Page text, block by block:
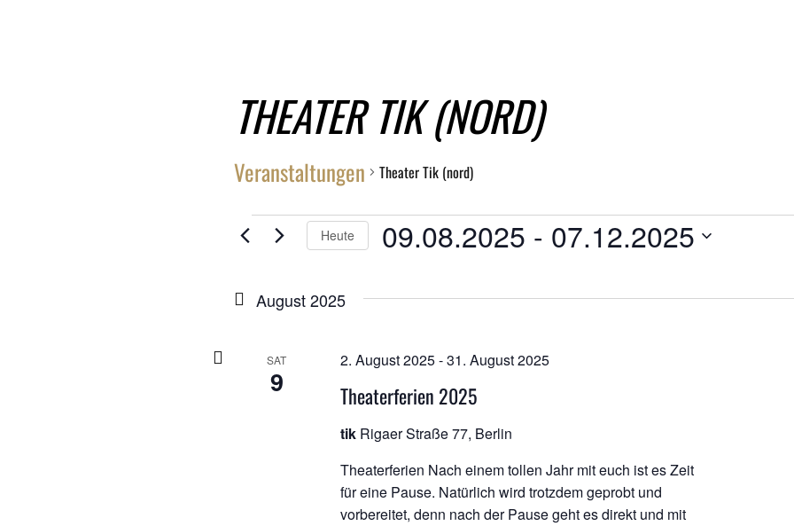
THEATER TIK (NORD)
Veranstaltungen Theater Tik (nord)
VERANSTALTUNGEN
Heute 09.08.2025 - 07.12.2025
wählen.
August 2025
SAT
9 Theaterferien 2025
2. August 2025-31. August 2025
tik Rigaer Straße 77, Berlin
Theaterferien Nach einem tollen Jahr mit euch ist es Zeit
für eine Pause. Natürlich wird trotzdem geprobt und
vorbereitet, denn nach der Pause geht es direkt und mit